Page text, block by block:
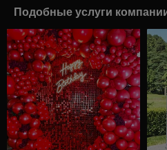
Подобные услуги